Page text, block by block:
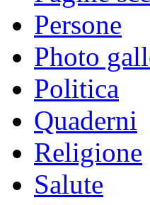
Persone
Photo
Politica
Quaderni
Religione
Salute